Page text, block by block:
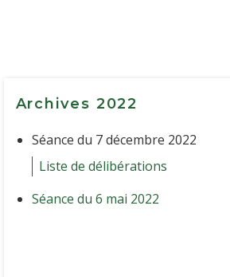
Archives 2022
Séance du 7 décembre 2022
Liste de délibérations
Séance du 6 mai 2022